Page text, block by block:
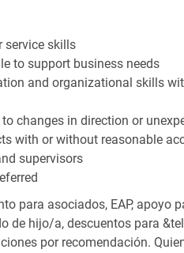
service skills
to support business needs
and organizational skills
changes in direction or
with or without reasonable
supervisors
para asociados, EAP, apoyo
de hijo/a, descuentos para
por recomendación.